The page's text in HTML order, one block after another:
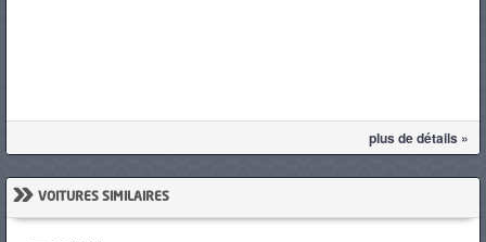
plus de détails »
» VOITURES SIMILAIRES